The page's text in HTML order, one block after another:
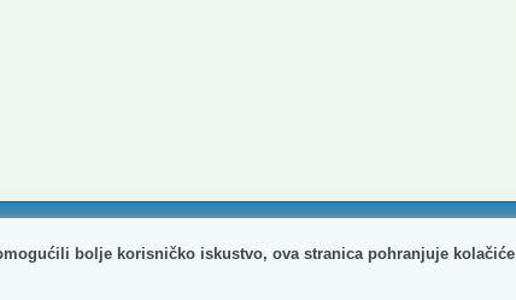
prava pridržana.bolje korisničko iskustvo, ova stranica pohranjuje kolačiće